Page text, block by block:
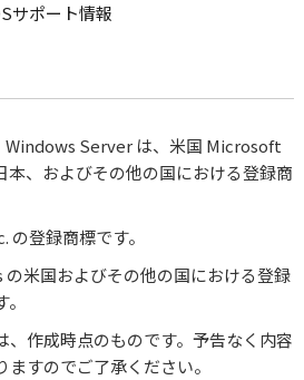
サポート情報
Server は、米国 Microsoft
、およびその他の国における登録商
登録商標です。
米国およびその他の国における登録
、作成時点のものです。予告なく内容
すのでご了承ください。